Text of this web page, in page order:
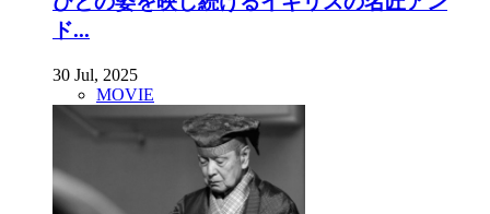
ド...
30 Jul, 2025
MOVIE